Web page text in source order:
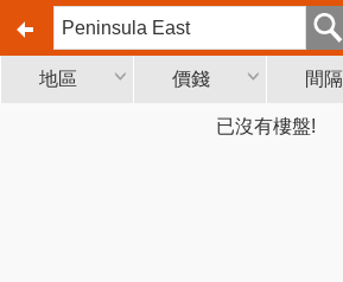
地區 價錢 間隔
已沒有樓盤!